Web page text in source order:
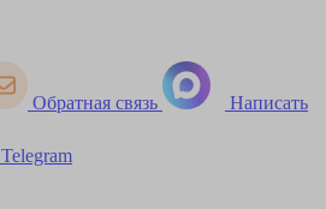
Обратная связь Написать